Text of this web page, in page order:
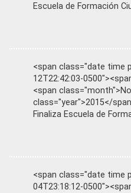
Escuela de Formación
<span class="date time
12T22:42:03-
<span
class="year">2015</
Finaliza Escuela de
<span class="date time
04T23:18:12-